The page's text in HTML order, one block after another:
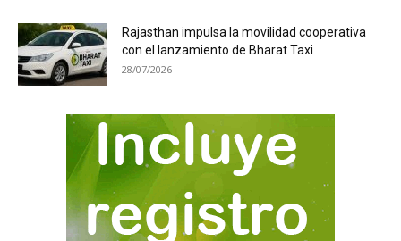
Rajasthan impulsa la movilidad cooperativa
con el lanzamiento de Bharat Taxi
28/07/2026